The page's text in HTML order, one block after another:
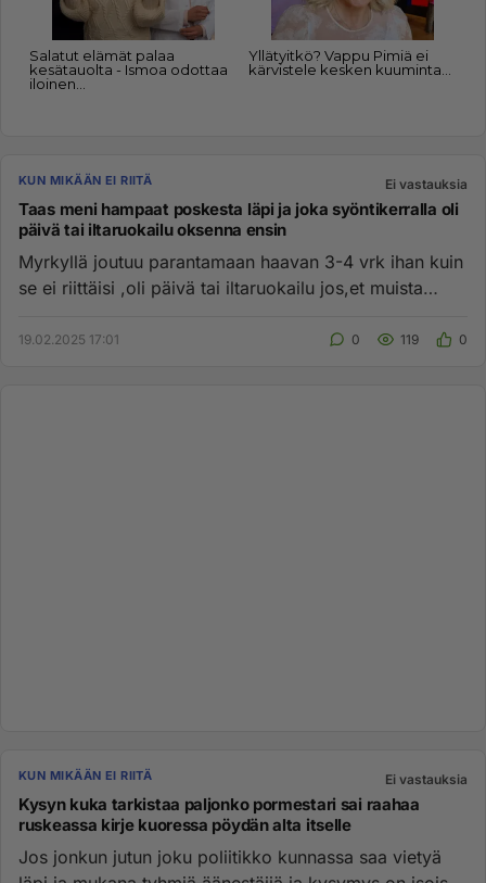
KUN MIKÄÄN EI RIITÄ Ei vastauksia
Taas meni hampaat poskesta läpi ja joka syöntikerralla oli
päivä tai iltaruokailu oksenna ensin
Myrkyllä joutuu parantamaan haavan 3-4 vrk ihan kuin
se ei riittäisi ,oli päivä tai iltaruokailu jos,et muista
19.02.2025 17:01 0 119 0
KUN MIKÄÄN EI RIITÄ Ei vastauksia
Kysyn kuka tarkistaa paljonko pormestari sai raahaa
ruskeassa kirje kuoressa pöydän alta itselle
Jos jonkun jutun joku poliitikko kunnassa saa vietyä